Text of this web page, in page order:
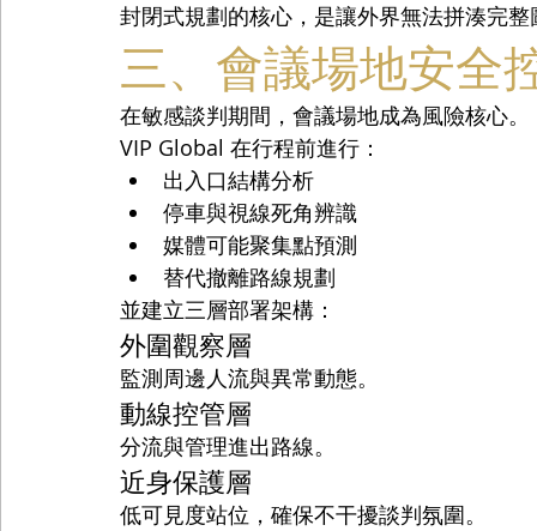
封閉式規劃的核心，是讓外界無法拼湊完整
三、會議場地安全
在敏感談判期間，會議場地成為風險核心。
VIP Global 在行程前進行：
出入口結構分析
停車與視線死角辨識
媒體可能聚集點預測
替代撤離路線規劃
並建立三層部署架構：
外圍觀察層
監測周邊人流與異常動態。
動線控管層
分流與管理進出路線。
近身保護層
低可見度站位，確保不干擾談判氛圍。